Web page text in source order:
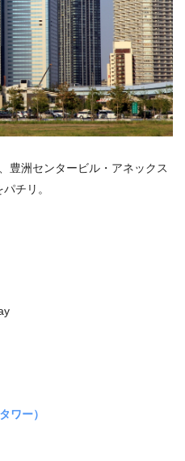
豊洲センタービル・アネックス
チリ。
ワー）